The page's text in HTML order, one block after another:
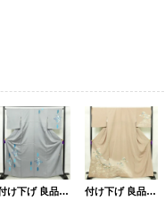
付け下げ 良品 田畑喜八 落款入り しつけ糸付き 正絹 古典柄 袷仕立て 身丈163.5cm 裄丈65.5cm 附下 着物 箔 青・紺 付け下げ 良品 縮緬 正絹 風景柄 袷仕立て 身丈164.5cm 裄丈70.5cm ゆったりサイズ ワイド リサイクル着物 着物 箔 金彩 入学式 卒業式 七五三 お宮参り フォーマル 上品 ベージュ